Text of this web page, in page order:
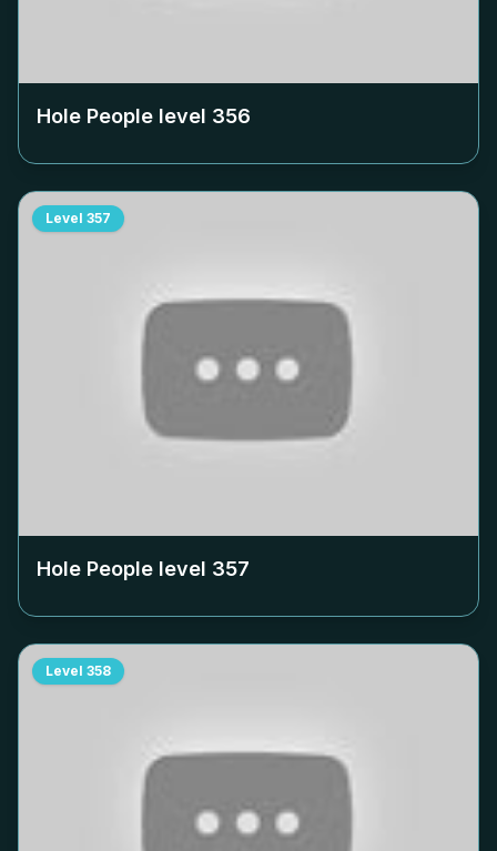
Hole People level 356
Level 357
Hole People level 357
Level 358